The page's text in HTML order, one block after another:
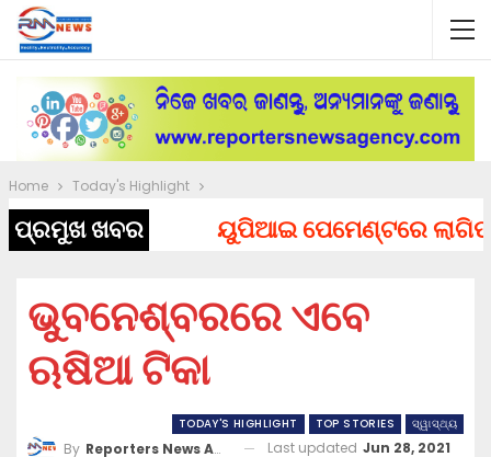
Home Today's Highlight
ପ୍ରମୁଖ ଖବର ୟୁପିଆଇ ପେମେଣ୍ଟରେ
ଭୁବନେଶ୍ବରରେ ଏବେ
ଋଷିଆ ଟିକା
TODAY'S HIGHLIGHT TOP STORIES ସ୍ୱାସ୍ଥ୍ୟ
By Reporters News Agency Last updated Jun 28, 2021